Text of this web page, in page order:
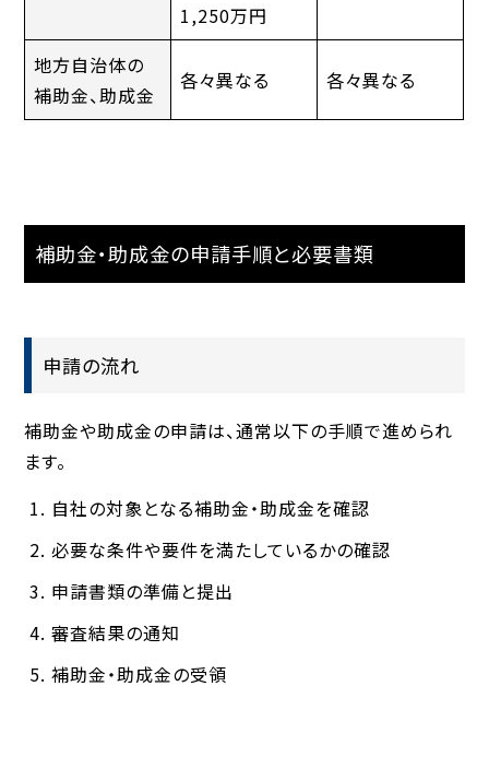
1,250万円
地方自治体の
補助金、助成金
各々異なる 各々異なる
補助金・助成金の申請手順と必要書類
申請の流れ
補助金や助成金の申請は、通常以下の手順で進められ
ます。
自社の対象となる補助金・助成金を確認
必要な条件や要件を満たしているかの確認
申請書類の準備と提出
審査結果の通知
補助金・助成金の受領